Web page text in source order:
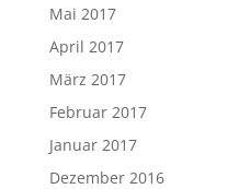
Mai 2017
April 2017
März 2017
Februar 2017
Januar 2017
Dezember 2016